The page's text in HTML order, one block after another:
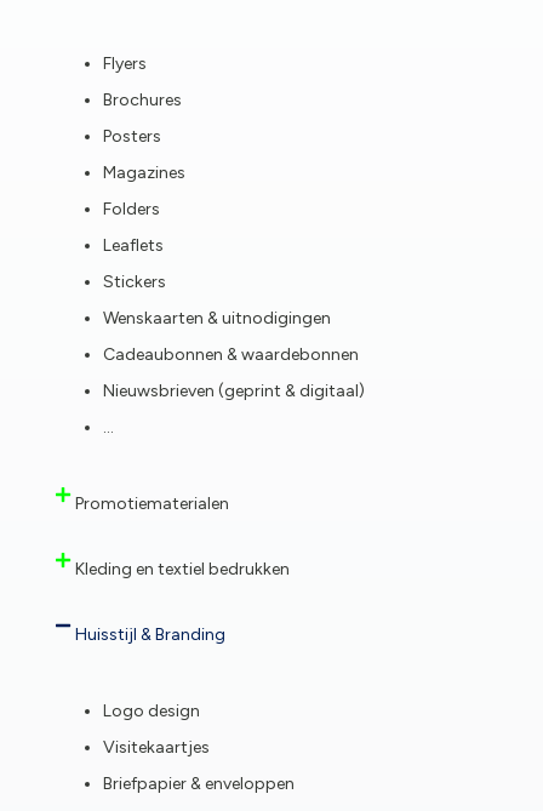
Flyers
Brochures
Posters
Magazines
Folders
Leaflets
Stickers
Wenskaarten & uitnodigingen
Cadeaubonnen & waardebonnen
Nieuwsbrieven (geprint & digitaal)
…
Promotiematerialen
Kleding en textiel bedrukken
Huisstijl & Branding
Logo design
Visitekaartjes
Briefpapier & enveloppen